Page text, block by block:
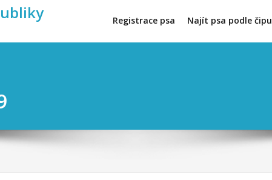
Registrace psa Najít psa podle čipu